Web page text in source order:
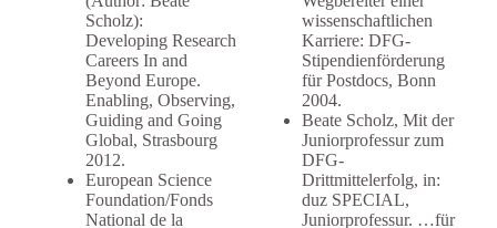
Scholz):
Developing Research
Careers In and
Beyond Europe.
Enabling, Observing,
Guiding and Going
Global, Strasbourg
2012.
European Science
Foundation/Fonds
National de la
wissenschaftlichen
Karriere: DFG-
Stipendienförderung
für Postdocs, Bonn
2004.
Beate Scholz, Mit der
Juniorprofessur zum
DFG-
Drittmittelerfolg, in:
duz SPECIAL,
Juniorprofessur. …für